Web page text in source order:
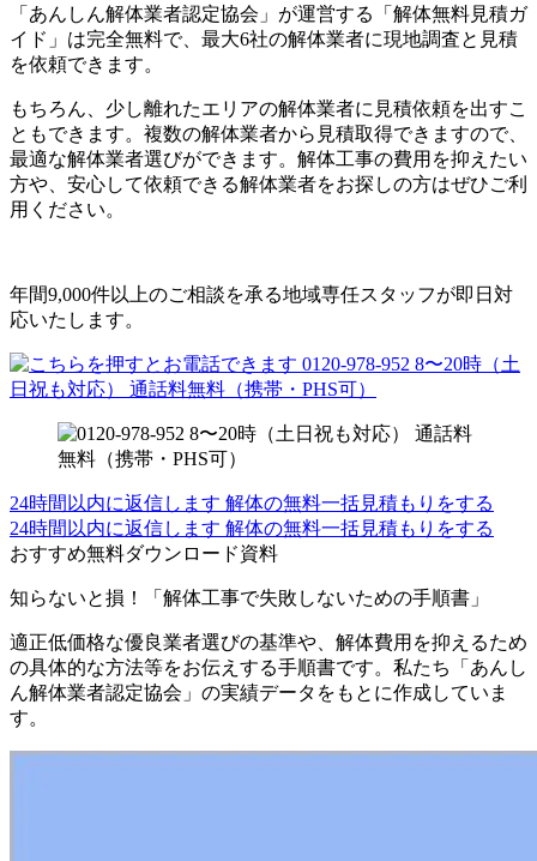
「あんしん解体業者認定協会」が運営する「解体無料見積ガ
イド」は完全無料で、最大6社の解体業者に現地調査と見積
を依頼できます。
もちろん、少し離れたエリアの解体業者に見積依頼を出すこ
ともできます。複数の解体業者から見積取得できますので、
最適な解体業者選びができます。解体工事の費用を抑えたい
方や、安心して依頼できる解体業者をお探しの方はぜひご利
用ください。
年間9,000件以上のご相談を承る地域専任スタッフが即日対
応いたします。
24時間以内に返信します 解体の無料一括見積もりをする
24時間以内に返信します 解体の無料一括見積もりをする
おすすめ無料ダウンロード資料
知らないと損！「解体工事で失敗しないための手順書」
適正低価格な優良業者選びの基準や、解体費用を抑えるため
の具体的な方法等をお伝えする手順書です。私たち「あんし
ん解体業者認定協会」の実績データをもとに作成していま
す。